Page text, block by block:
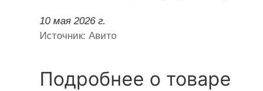
10 мая 2026 г.
Источник: Авито
Подробнее о товаре